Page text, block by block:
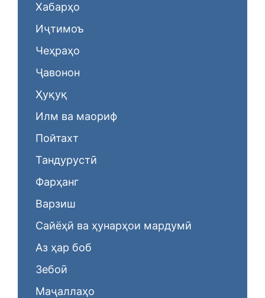
Хабарҳо
Иҷтимоъ
Чеҳраҳо
Ҷавонон
Ҳуқуқ
Илм ва маориф
Пойтахт
Тандурустӣ
Фарҳанг
Варзиш
Сайёҳӣ ва ҳунарҳои мардумӣ
Аз ҳар боб
Зебоӣ
Маҷаллаҳо